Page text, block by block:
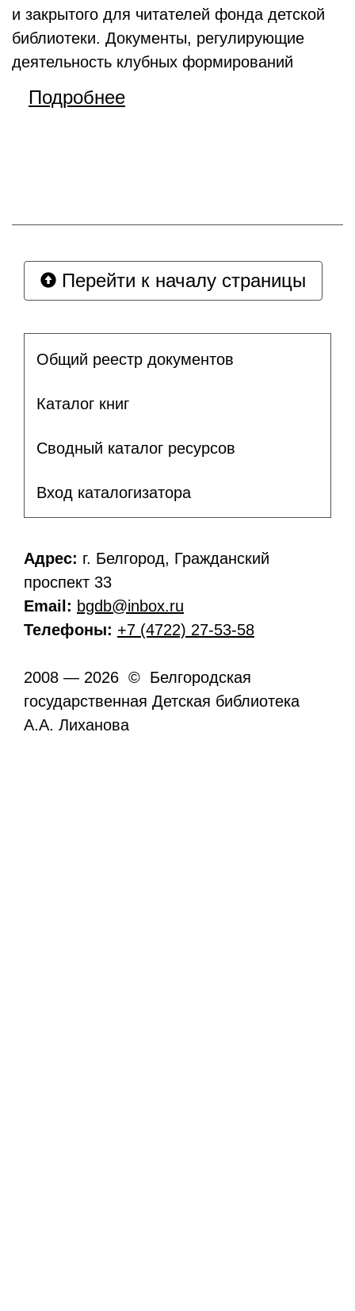
и закрытого для читателей фонда детской
библиотеки. Документы, регулирующие
деятельность клубных формирований
Подробнее
Перейти к началу страницы
Общий реестр документов
Каталог книг
Сводный каталог ресурсов
Вход каталогизатора
Адрес: г. Белгород, Гражданский
проспект 33
Email: bgdb@inbox.ru
Телефоны: +7 (4722) 27-53-58
2008 — 2026 © Белгородская
государственная Детская библиотека
А.А. Лиханова